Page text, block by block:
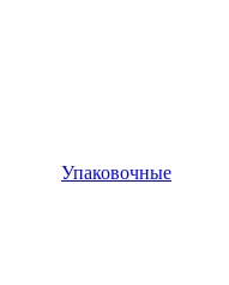
Упаковочные